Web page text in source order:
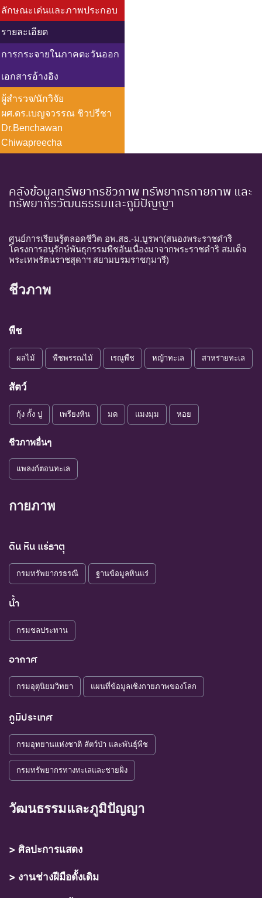
ลักษณะเด่นและภาพประกอบ
รายละเอียด
การกระจายในภาคตะวันออก
เอกสารอ้างอิง
ผู้สำรวจ/นักวิจัย
ผศ.ดร.เบญจวรรณ ชิวปรีชา
Dr.Benchawan
Chiwapreecha
คลังข้อมูลทรัพยากรชีวภาพ ทรัพยากรกายภาพ และ
ทรัพยากรวัฒนธรรมและภูมิปัญญา
ศูนย์การเรียนรู้ตลอดชีวิต อพ.สธ.-ม.บูรพา(สนองพระราชดำริ
โครงการอนุรักษ์พันธุกรรมพืชอันเนื่องมาจากพระราชดำริ สมเด็จ
พระเทพรัตนราชสุดาฯ สยามบรมราชกุมารี)
ชีวภาพ
พืช
ผลไม้ พืชพรรณไม้ เรณูพืช หญ้าทะเล สาหร่ายทะเล
สัตว์
กุ้ง กั้ง ปู เพรียงหิน มด แมงมุม หอย
ชีวภาพอื่นๆ
แพลงก์ตอนทะเล
กายภาพ
ดิน หิน แร่ธาตุ
กรมทรัพยากรธรณี ฐานข้อมูลหินแร่
น้ำ
กรมชลประทาน
อากาศ
กรมอุตุนิยมวิทยา แผนที่ข้อมูลเชิงกายภาพของโลก
ภูมิประเทศ
กรมอุทยานแห่งชาติ สัตว์ป่า และพันธุ์พืช
กรมทรัพยากรทางทะเลและชายฝั่ง
วัฒนธรรมและภูมิปัญญา
> ศิลปะการแสดง
> งานช่างฝีมือดั้งเดิม